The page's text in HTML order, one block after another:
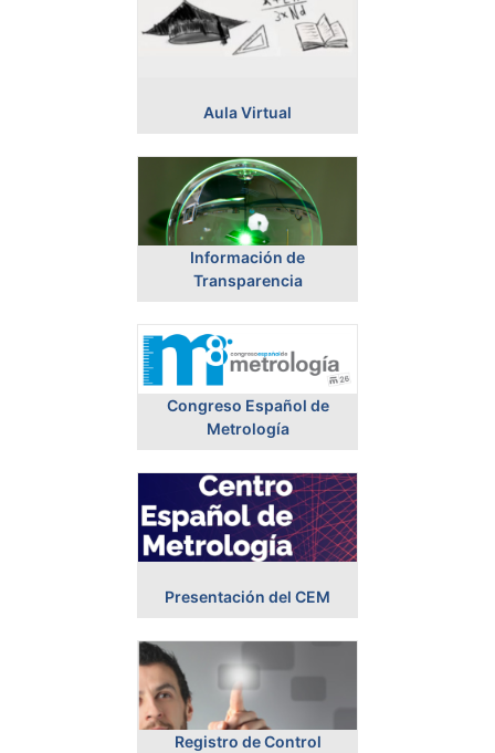
Aula Virtual
Información de
Transparencia
Congreso Español de
Metrología
Presentación del CEM
Registro de Control